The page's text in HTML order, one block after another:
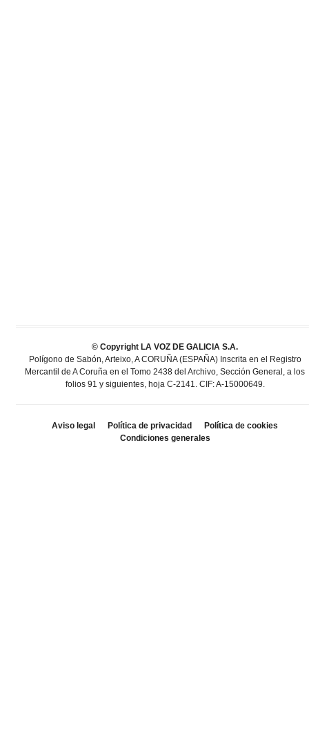
© Copyright LA VOZ DE GALICIA S.A.
Polígono de Sabón, Arteixo, A CORUÑA (ESPAÑA) Inscrita en el Registro
Mercantil de A Coruña en el Tomo 2438 del Archivo, Sección General, a los
folios 91 y siguientes, hoja C-2141. CIF: A-15000649.
Aviso legal Política de privacidad
Política de cookies
Condiciones generales